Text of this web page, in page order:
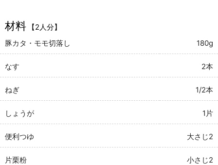
材料
【2人分】
豚カタ・モモ切落し
180g
なす 2本
ねぎ 1/2本
しょうが 1片
便利つゆ 大さじ2
片栗粉 小さじ2